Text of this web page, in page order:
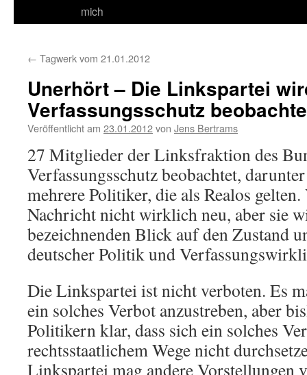
mich
← Tagwerk vom 21.01.2012
Unerhört – Die Linkspartei
Verfassungsschutz
Veröffentlicht am 23.01.2012von Jens Bertrams
27 Mitglieder der Linksfraktion des
Verfassungsschutz beobachtet,
mehrere Politiker, die als Realos
Nachricht nicht wirklich neu, aber sie
bezeichnenden Blick auf den Zustand
deutscher Politik und
Die Linkspartei ist nicht verboten. Es
ein solches Verbot anzustreben, aber
Politikern klar, dass sich ein solches
rechtsstaatlichem Wege nicht
Linkspartei mag andere Vorstellungen